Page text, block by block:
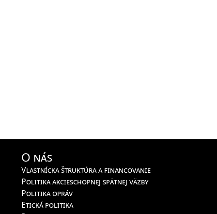
O nás
Vlastnícka štruktúra a financovanie
Politika akcieschopnej spätnej väzby
Politika opráv
Etická politika